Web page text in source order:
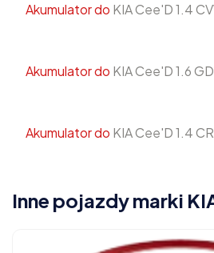
Akumulator do KIA Cee'D 1.4
Akumulator do KIA Cee'D 1.6
Akumulator do KIA Cee'D 1.4
Inne pojazdy marki